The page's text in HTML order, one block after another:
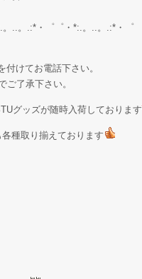
。..。.:*・゜゜・*:.。..。.:*・゜
けてお電話下さい。
ご了承下さい。
グッズが随時入荷しております
種取り揃えております